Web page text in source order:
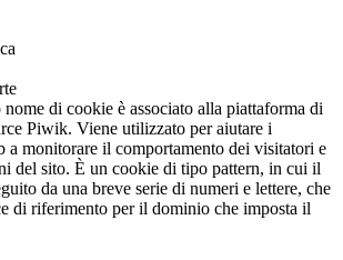
nome di cookie è associato alla piattaforma di
Piwik. Viene utilizzato per aiutare i
a monitorare il comportamento dei visitatori e
del sito. È un cookie di tipo pattern, in cui il
da una breve serie di numeri e lettere, che
di riferimento per il dominio che imposta il